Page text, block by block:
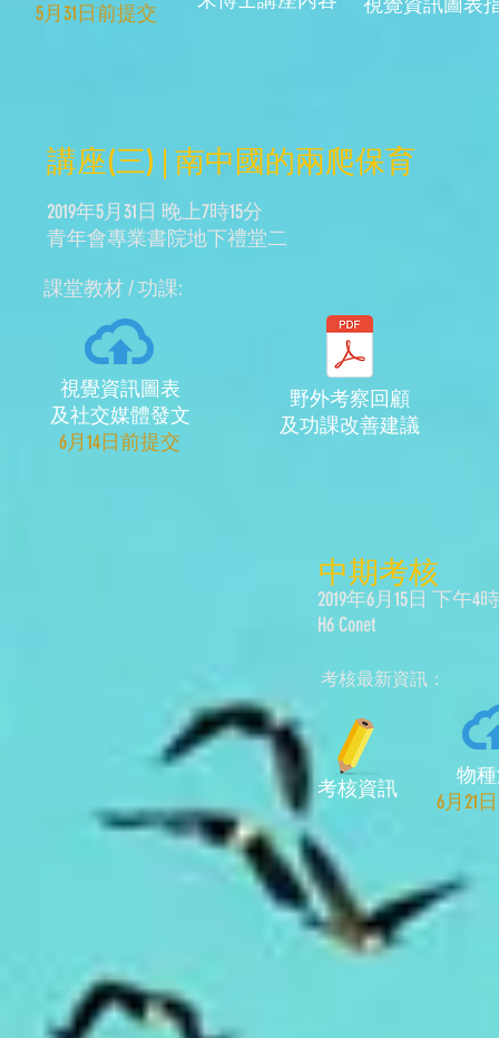
​5月31日前提交
講座(三) | 南中國的兩爬保育
2019年5月31日 晚上7時15分
​青年會專業書院地下禮堂二
​課堂教材 / 功課:
視覺資訊圖表
及社交媒體發文
​6月14日前提交
野外考察回顧
及功課改善建議
​中期考核
2019年6月15日 下午4
H6 Conet
考核最新資訊：
考核資訊
物
​6月21